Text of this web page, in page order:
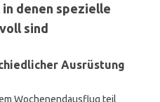
denen spezielle
sind
Ausrüstung
Wochenendausflug teil